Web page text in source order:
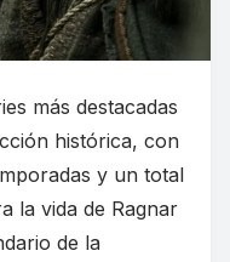
más destacadas
histórica, con
y un total
la vida de Ragnar
de la